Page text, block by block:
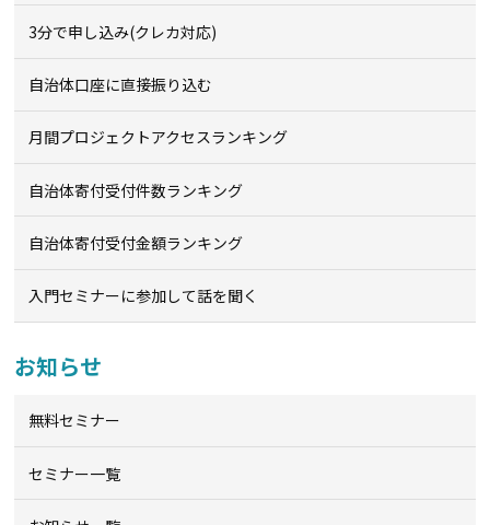
3分で申し込み(クレカ対応)
自治体口座に直接振り込む
月間プロジェクトアクセスランキング
自治体寄付受付件数ランキング
自治体寄付受付金額ランキング
入門セミナーに参加して話を聞く
お知らせ
無料セミナー
セミナー一覧